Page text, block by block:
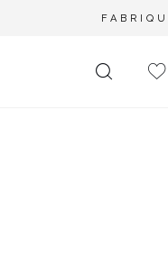
MARIAGE PLUS